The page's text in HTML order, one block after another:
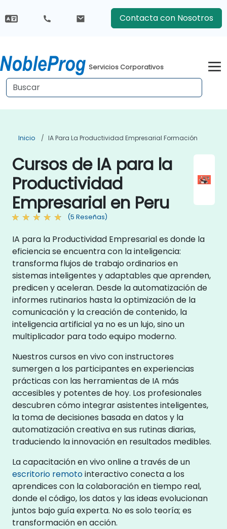
Contacta con Nosotros
Servicios Corporativos
Inicio IA Para La Productividad Empresarial Formación
Cursos de IA para la
Productividad
Empresarial en Peru
(5 Reseñas)
IA para la Productividad Empresarial es donde la
eficiencia se encuentra con la inteligencia:
transforma flujos de trabajo ordinarios en
sistemas inteligentes y adaptables que aprenden,
predicen y aceleran. Desde la automatización de
informes rutinarios hasta la optimización de la
comunicación y la creación de contenido, la
inteligencia artificial ya no es un lujo, sino un
multiplicador para todo equipo moderno.
Nuestros cursos en vivo con instructores
sumergen a los participantes en experiencias
prácticas con las herramientas de IA más
accesibles y potentes de hoy. Los profesionales
descubren cómo integrar asistentes inteligentes,
la toma de decisiones basada en datos y la
automatización creativa en sus rutinas diarias,
traduciendo la innovación en resultados medibles.
La capacitación en vivo online a través de un
escritorio remotointeractivo conecta a los
aprendices con la colaboración en tiempo real,
donde el código, los datos y las ideas evolucionan
juntos bajo guía experta. No es solo teoría; es
transformación en acción.